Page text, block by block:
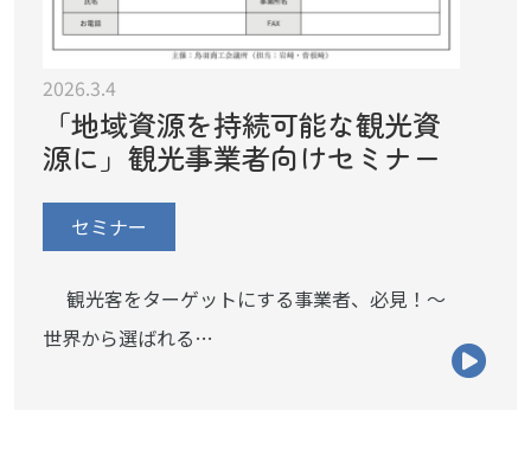
2026.3.4
「地域資源を持続可能な観光資
源に」観光事業者向けセミナー
セミナー
観光客をターゲットにする事業者、必見！～
世界から選ばれる…